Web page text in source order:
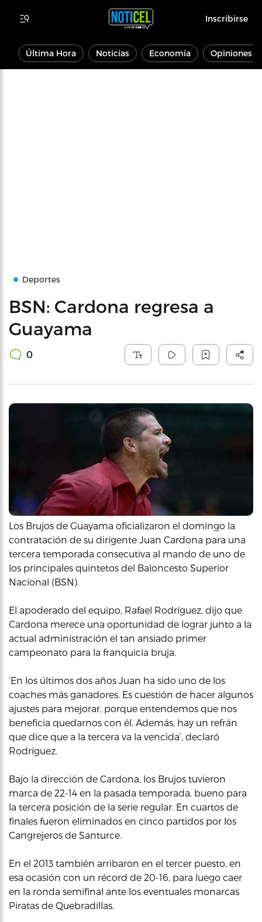
Inscribirse
Última Hora Noticias Economía Opiniones
Deportes
BSN: Cardona regresa a
Guayama
0
Los Brujos de Guayama oficializaron el domingo la
contratación de su dirigente Juan Cardona para una
tercera temporada consecutiva al mando de uno de
los principales quintetos del Baloncesto Superior
Nacional (BSN).
El apoderado del equipo, Rafael Rodríguez, dijo que
Cardona merece una oportunidad de lograr junto a la
actual administración el tan ansiado primer
campeonato para la franquicia bruja.
‘En los últimos dos años Juan ha sido uno de los
coaches más ganadores. Es cuestión de hacer algunos
ajustes para mejorar, porque entendemos que nos
beneficia quedarnos con él. Además, hay un refrán
que dice que a la tercera va la vencida’, declaró
Rodríguez.
Bajo la dirección de Cardona, los Brujos tuvieron
marca de 22-14 en la pasada temporada, bueno para
la tercera posición de la serie regular. En cuartos de
finales fueron eliminados en cinco partidos por los
Cangrejeros de Santurce.
En el 2013 también arribaron en el tercer puesto, en
esa ocasión con un récord de 20-16, para luego caer
en la ronda semifinal ante los eventuales monarcas
Piratas de Quebradillas.